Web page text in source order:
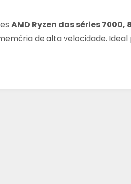
AMD Ryzen das séries 7000,
de alta velocidade.